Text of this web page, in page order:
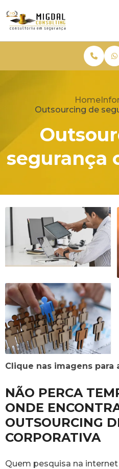
Home
Outsourcing de
segurança
Clique nas imagens para
NÃO PERCA
ONDE
OUTSOURCING
CORPORATIVA
Quem pesquisa na